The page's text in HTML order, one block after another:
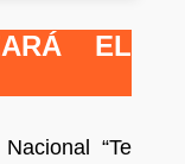
EL
“Te